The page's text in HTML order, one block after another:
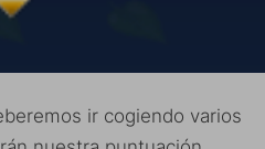
ir cogiendo varios